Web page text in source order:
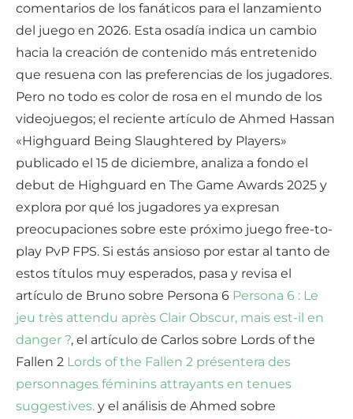
comentarios de los fanáticos para el lanzamiento
del juego en 2026. Esta osadía indica un cambio
hacia la creación de contenido más entretenido
que resuena con las preferencias de los jugadores.
Pero no todo es color de rosa en el mundo de los
videojuegos; el reciente artículo de Ahmed Hassan
«Highguard Being Slaughtered by Players»
publicado el 15 de diciembre, analiza a fondo el
debut de Highguard en The Game Awards 2025 y
explora por qué los jugadores ya expresan
preocupaciones sobre este próximo juego free-to-
play PvP FPS. Si estás ansioso por estar al tanto de
estos títulos muy esperados, pasa y revisa el
artículo de Bruno sobre Persona 6 Persona 6 : Le
jeu très attendu après Clair Obscur, mais est-il en
danger ?, el artículo de Carlos sobre Lords of the
Fallen 2 Lords of the Fallen 2 présentera des
personnages féminins attrayants en tenues
suggestives. y el análisis de Ahmed sobre